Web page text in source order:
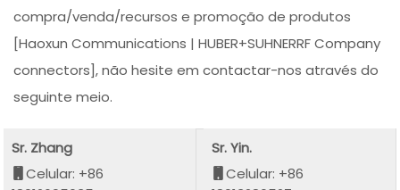
compra/venda/recursos e promoção de produtos
[Haoxun Communications | HUBER+SUHNERRF Company
connectors], não hesite em contactar-nos através do
seguinte meio.
Sr. Zhang
Celular: +86
Sr. Yin.
Celular: +86